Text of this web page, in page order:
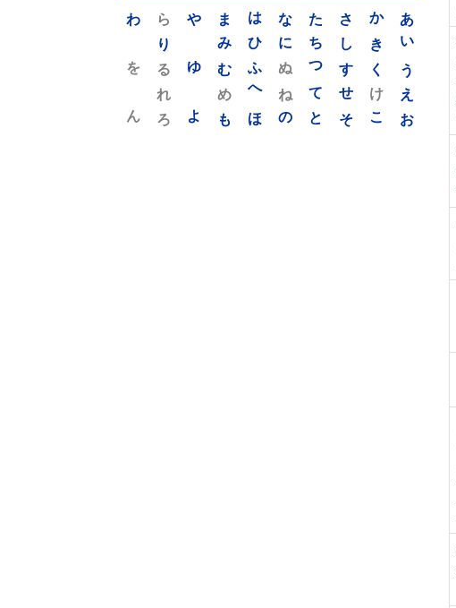
あ
い
う
え
お
か
き
く
け
こ
さ
し
す
せ
そ
た
ち
つ
て
と
な
に
ぬ
ね
の
は
ひ
ふ
へ
ほ
ま
み
む
め
も
や
ゆ
よ
ら
り
る
れ
ろ
わ
を
ん